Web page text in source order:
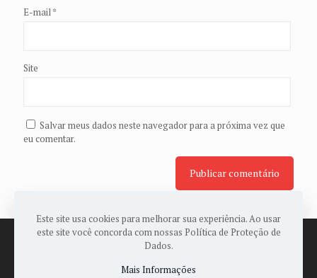
E-mail*
Site
Salvar meus dados neste navegador para a próxima vez que
eu comentar.
Este site usa cookies para melhorar sua experiência. Ao usar
este site você concorda com nossas Política de Proteção de
Dados.
Mais Informações